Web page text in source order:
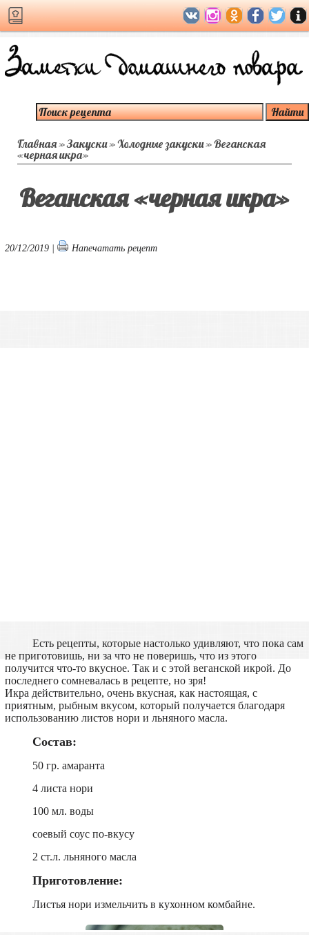
Главная»Закуски»Холодные закуски»Веганская
«черная икра»
Веганская «черная икра»
20/12/2019 | Напечатать рецепт
Есть рецепты, которые настолько удивляют, что пока сам
не приготовишь, ни за что не поверишь, что из этого
получится что-то вкусное. Так и с этой веганской икрой. До
последнего сомневалась в рецепте, но зря!
Икра действительно, очень вкусная, как настоящая, с
приятным, рыбным вкусом, который получается благодаря
использованию листов нори и льняного масла.
Состав:
50 гр. амаранта
4 листа нори
100 мл. воды
соевый соус по-вкусу
2 ст.л. льняного масла
Приготовление:
Листья нори измельчить в кухонном комбайне.